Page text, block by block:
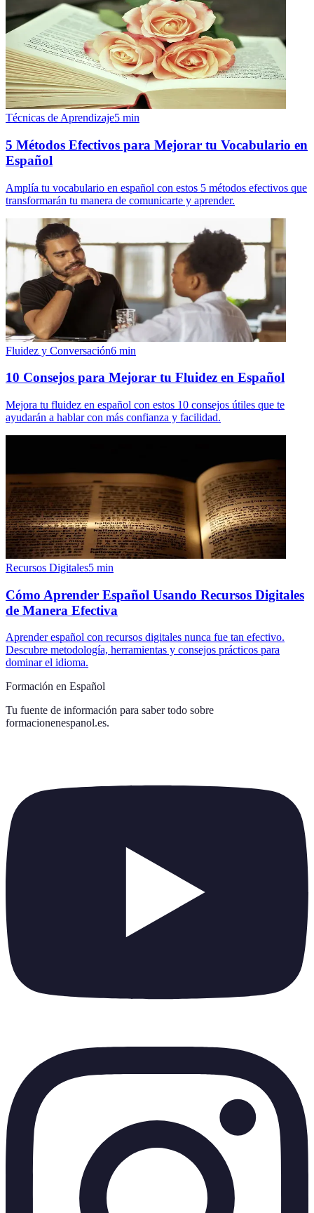
Técnicas de Aprendizaje5 min
5 Métodos Efectivos para Mejorar tu Vocabulario en
Español
Amplía tu vocabulario en español con estos 5 métodos efectivos que
transformarán tu manera de comunicarte y aprender.
Fluidez y Conversación6 min
10 Consejos para Mejorar tu Fluidez en Español
Mejora tu fluidez en español con estos 10 consejos útiles que te
ayudarán a hablar con más confianza y facilidad.
Recursos Digitales5 min
Cómo Aprender Español Usando Recursos Digitales
de Manera Efectiva
Aprender español con recursos digitales nunca fue tan efectivo.
Descubre metodología, herramientas y consejos prácticos para
dominar el idioma.
Formación en Español
Tu fuente de información para saber todo sobre
formacionenespanol.es.